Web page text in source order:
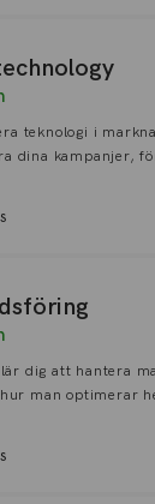
teknologi i
dina kampanjer,
dig att hantera
man optimerar